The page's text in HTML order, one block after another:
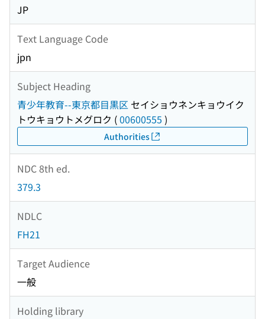
JP
Text Language Code
jpn
Subject Heading
青少年教育--東京都目黒区 セイショウネンキョウイク
トウキョウトメグロク (00600555 )
Authorities
NDC 8th ed.
379.3
NDLC
FH21
Target Audience
一般
Holding library